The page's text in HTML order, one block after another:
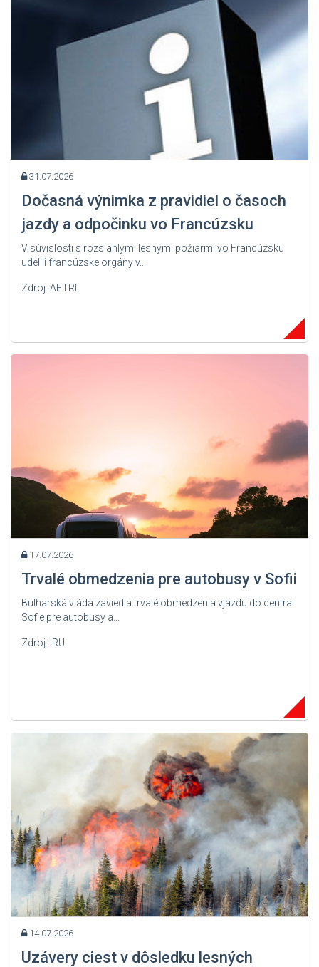
31.07.2026
Dočasná výnimka z pravidiel o časoch
jazdy a odpočinku vo Francúzsku
V súvislosti s rozsiahlymi lesnými požiarmi vo Francúzsku
udelili francúzske orgány v...
Zdroj: AFTRI
17.07.2026
Trvalé obmedzenia pre autobusy v Sofii
Bulharská vláda zaviedla trvalé obmedzenia vjazdu do centra
Sofie pre autobusy a...
Zdroj: IRU
14.07.2026
Uzávery ciest v dôsledku lesných